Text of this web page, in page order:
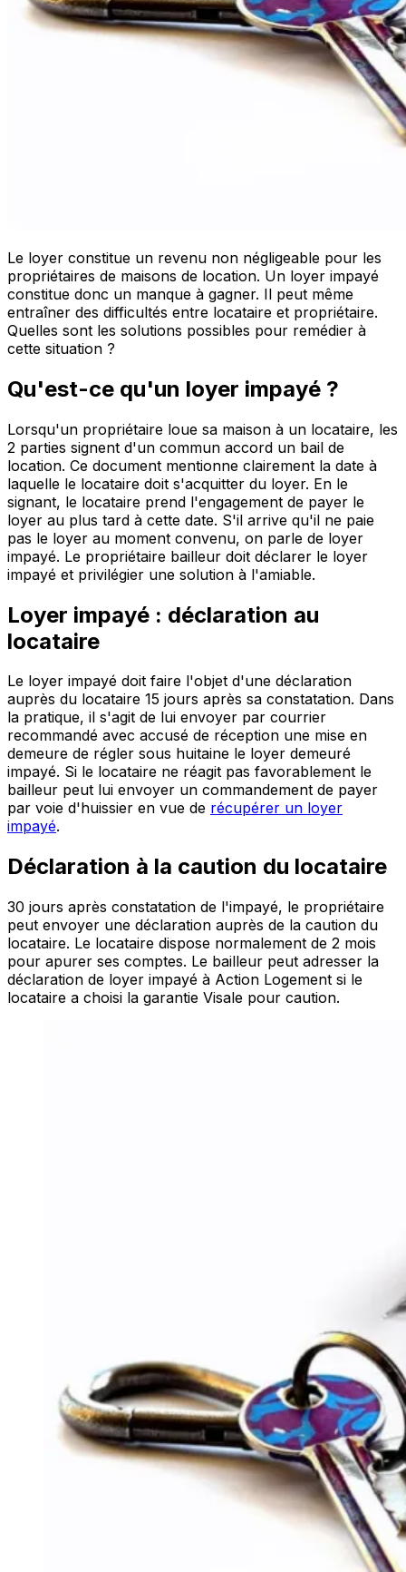
Le loyer constitue un revenu non négligeable pour les
propriétaires de maisons de location. Un loyer impayé
constitue donc un manque à gagner. Il peut même
entraîner des difficultés entre locataire et propriétaire.
Quelles sont les solutions possibles pour remédier à
cette situation ?
Qu'est-ce qu'un loyer impayé ?
Lorsqu'un propriétaire loue sa maison à un locataire, les
2 parties signent d'un commun accord un bail de
location. Ce document mentionne clairement la date à
laquelle le locataire doit s'acquitter du loyer. En le
signant, le locataire prend l'engagement de payer le
loyer au plus tard à cette date. S'il arrive qu'il ne paie
pas le loyer au moment convenu, on parle de loyer
impayé. Le propriétaire bailleur doit déclarer le loyer
impayé et privilégier une solution à l'amiable.
Loyer impayé : déclaration au
locataire
Le loyer impayé doit faire l'objet d'une déclaration
auprès du locataire 15 jours après sa constatation. Dans
la pratique, il s'agit de lui envoyer par courrier
recommandé avec accusé de réception une mise en
demeure de régler sous huitaine le loyer demeuré
impayé. Si le locataire ne réagit pas favorablement le
bailleur peut lui envoyer un commandement de payer
par voie d'huissier en vue de récupérer un loyer
impayé.
Déclaration à la caution du locataire
30 jours après constatation de l'impayé, le propriétaire
peut envoyer une déclaration auprès de la caution du
locataire. Le locataire dispose normalement de 2 mois
pour apurer ses comptes. Le bailleur peut adresser la
déclaration de loyer impayé à Action Logement si le
locataire a choisi la garantie Visale pour caution.